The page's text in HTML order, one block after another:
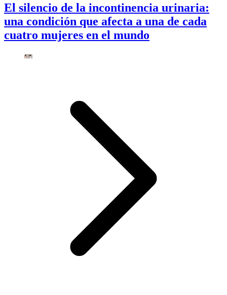
El silencio de la incontinencia urinaria:
una condición que afecta a una de cada
cuatro mujeres en el mundo